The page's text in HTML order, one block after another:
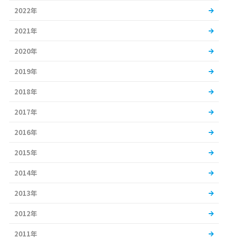
2022年
2021年
2020年
2019年
2018年
2017年
2016年
2015年
2014年
2013年
2012年
2011年